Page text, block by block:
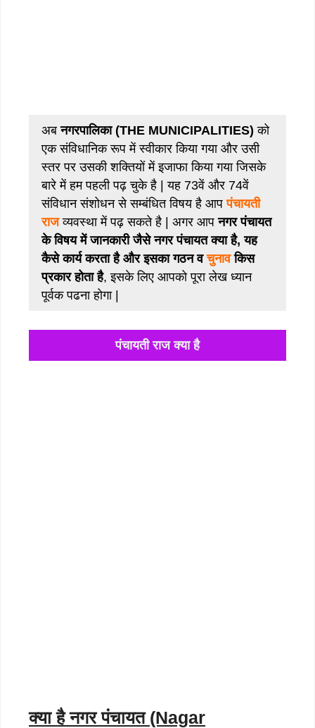
अबनगरपालिका (THE MUNICIPALITIES)को
एक संविधानिक रूप में स्वीकार किया गया और उसी
स्तर पर उसकी शक्तियों में इजाफा किया गया जिसके
बारे में हम पहली पढ़ चुके है | यह 73वें और 74वें
संविधान संशोधन से सम्बंधित विषय है आपपंचायती
राजव्यवस्था में पढ़ सकते है | अगर आपनगर पंचायत
के विषय में जानकारी जैसे नगर पंचायत क्या है, यह
कैसे कार्य करता है और इसका गठन वचुनावकिस
प्रकार होता है, इसके लिए आपको पूरा लेख ध्यान
पूर्वक पढना होगा |
पंचायती राज क्या है
क्या है नगर पंचायत (Nagar